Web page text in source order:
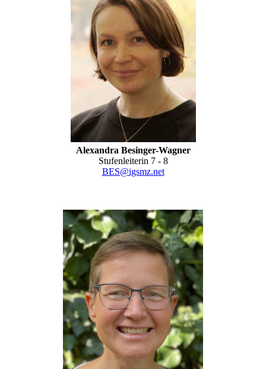
Alexandra Besinger-Wagner
Stufenleiterin 7 - 8
BES@igsmz.net